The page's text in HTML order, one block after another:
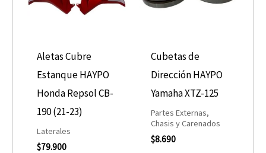
Aletas Cubre
Estanque HAYPO
Honda Repsol CB-
190 (21-23)
Laterales
$79.900
Cubetas de
Dirección HAYPO
Yamaha XTZ-125
Partes Externas,
Chasis y Carenados
$8.690